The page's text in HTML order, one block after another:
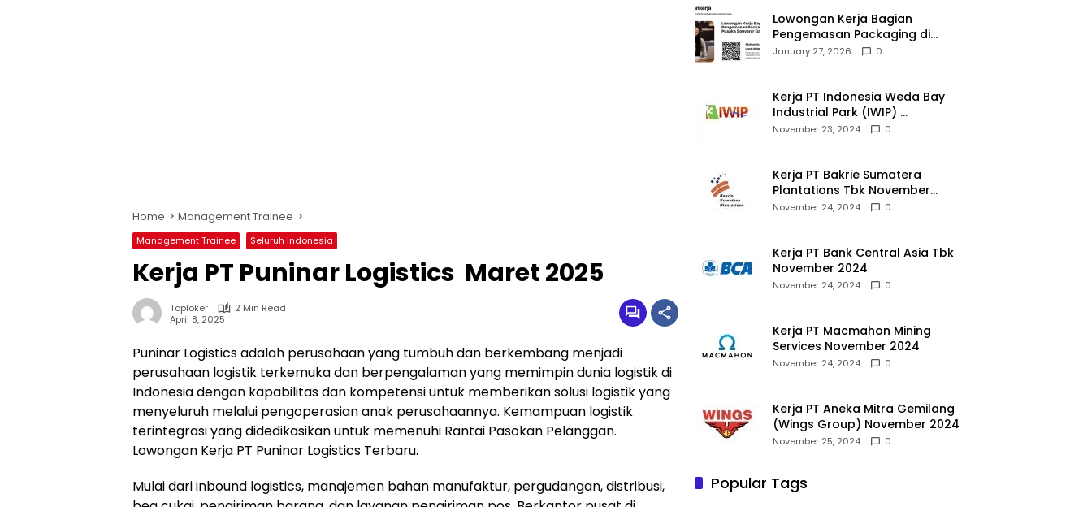
Home Management Trainee
Management Trainee Seluruh Indonesia
Kerja PT Puninar Logistics Maret 2025
Toploker
2 Min Read
April 8, 2025
Puninar Logistics adalah perusahaan yang tumbuh dan berkembang menjadi
perusahaan logistik terkemuka dan berpengalaman yang memimpin dunia logistik di
Indonesia dengan kapabilitas dan kompetensi untuk memberikan solusi logistik yang
menyeluruh melalui pengoperasian anak perusahaannya. Kemampuan logistik
terintegrasi yang didedikasikan untuk memenuhi Rantai Pasokan Pelanggan.
Lowongan Kerja PT Puninar Logistics Terbaru.
Mulai dari inbound logistics, manajemen bahan manufaktur, pergudangan, distribusi,
Lowongan Kerja Bagian
Pengemasan Packaging di
Pusaka Souvenir Gallery
January 27, 2026 0
Kerja PT Indonesia Weda Bay
Industrial Park (IWIP)
November 2024
November 23, 2024 0
Kerja PT Bakrie Sumatera
Plantations Tbk November
2024
November 24, 2024 0
Kerja PT Bank Central Asia Tbk
November 2024
November 24, 2024 0
Kerja PT Macmahon Mining
Services November 2024
November 24, 2024 0
Kerja PT Aneka Mitra Gemilang
(Wings Group) November 2024
November 25, 2024 0
Popular Tags